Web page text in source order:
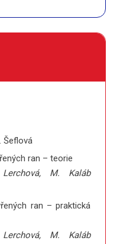
Šeflová
ran – teorie
M. Kaláb
ran – praktická
M. Kaláb